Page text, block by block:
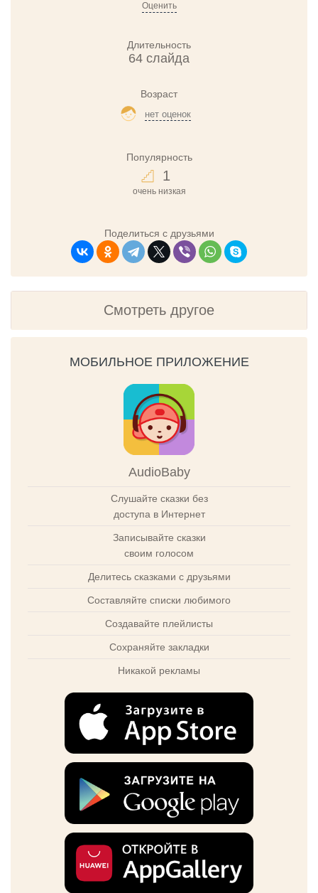
Оценить
Длительность
64 слайда
Возраст
нет оценок
Популярность
1
очень низкая
Поделиться с друзьями
Смотреть другое
МОБИЛЬНОЕ ПРИЛОЖЕНИЕ
AudioBaby
Слушайте сказки без
доступа в Интернет
Записывайте сказки
своим голосом
Делитесь сказками с друзьями
Составляйте списки любимого
Создавайте плейлисты
Сохраняйте закладки
Никакой рекламы